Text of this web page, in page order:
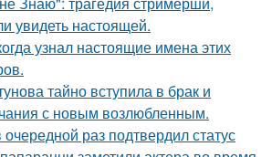
увидеть настоящей.
узнал настоящие имена этих
тайно вступила в брак и
с новым возлюбленным.
раз подтвердил статус